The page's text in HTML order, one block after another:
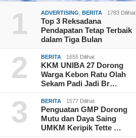
1 ADVERTISING ,BERITA 1783 Dilihat
Top 3 Reksadana
Pendapatan Tetap Terbaik
dalam Tiga Bulan
2 BERITA 1655 Dilihat
KKM UNIBA 27 Dorong
Warga Kebon Ratu Olah
Sekam Padi Jadi Br…
3 BERITA 1577 Dilihat
Penguatan GMP Dorong
Mutu dan Daya Saing
UMKM Keripik Tette …